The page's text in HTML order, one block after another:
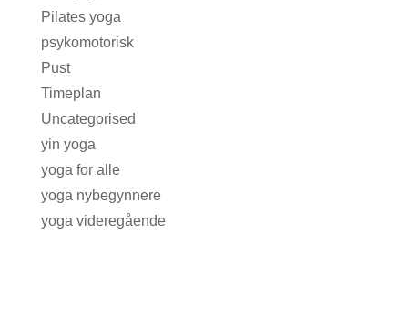
Pilates yoga
psykomotorisk
Pust
Timeplan
Uncategorised
yin yoga
yoga for alle
yoga nybegynnere
yoga videregående